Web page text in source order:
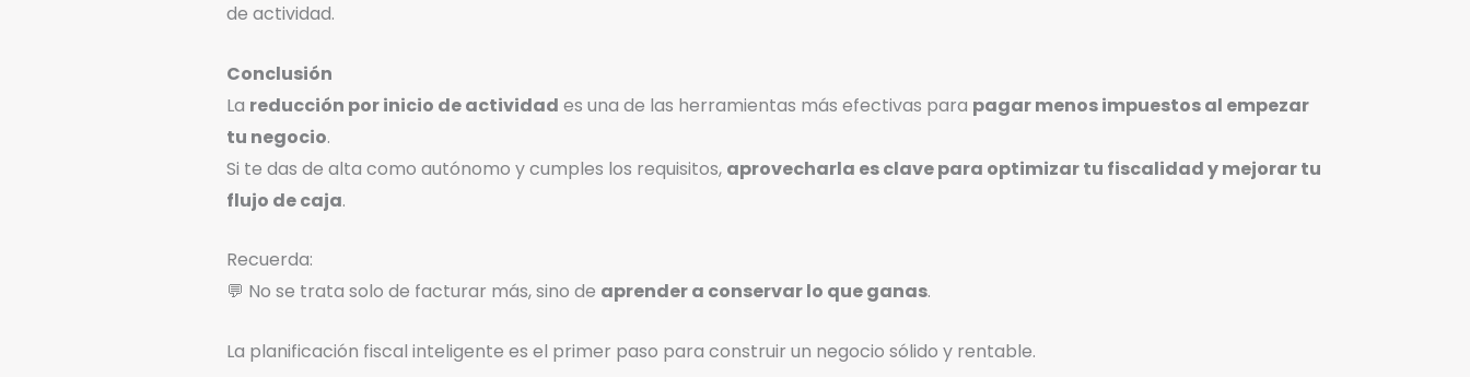
de actividad.
Conclusión
La reducción por inicio de actividad es una de las herramientas más efectivas para pagar menos impuestos al empezar
tu negocio.
Si te das de alta como autónomo y cumples los requisitos, aprovecharla es clave para optimizar tu fiscalidad y mejorar tu
flujo de caja.
Recuerda:
💬 No se trata solo de facturar más, sino de aprender a conservar lo que ganas.
La planificación fiscal inteligente es el primer paso para construir un negocio sólido y rentable.